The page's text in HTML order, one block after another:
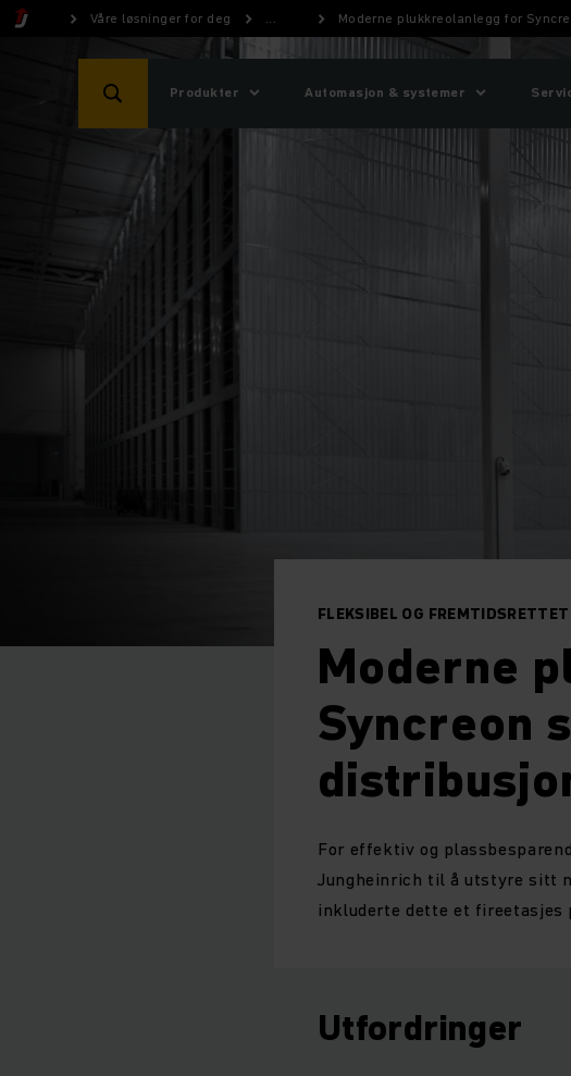
Våre løsninger for deg ... Moderne plukkreolanlegg for
Produkter Automasjon & systemer
FLEKSIBEL OG
Moderne
Syncreon
For effektiv og
Jungheinrich til å utstyre sitt
inkluderte dette et fireetasjes
Utfordringer